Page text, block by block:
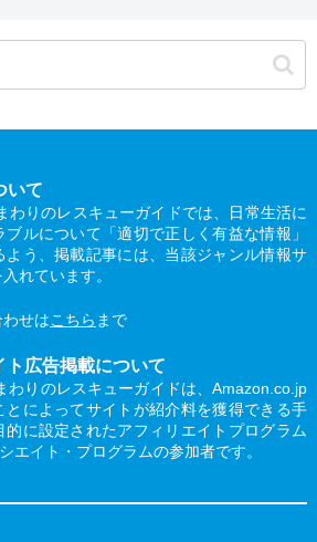
いて
わりのレスキューガイドでは、日常生活に
ルについて「適切で正しく有益な情報」
よう、掲載記事には、当該ジャンル情報サ
れています。
せはこちら まで
広告掲載について
わりのレスキューガイドは、Amazon.co.jp
とによってサイトが紹介料を獲得できる手
に設定されたアフィリエイトプログラム
エイト・プログラムの参加者です。